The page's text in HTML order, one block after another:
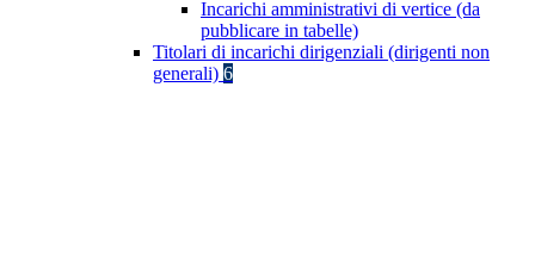
Incarichi amministrativi di vertice (da
pubblicare in tabelle)
Titolari di incarichi dirigenziali (dirigenti non
generali) 6